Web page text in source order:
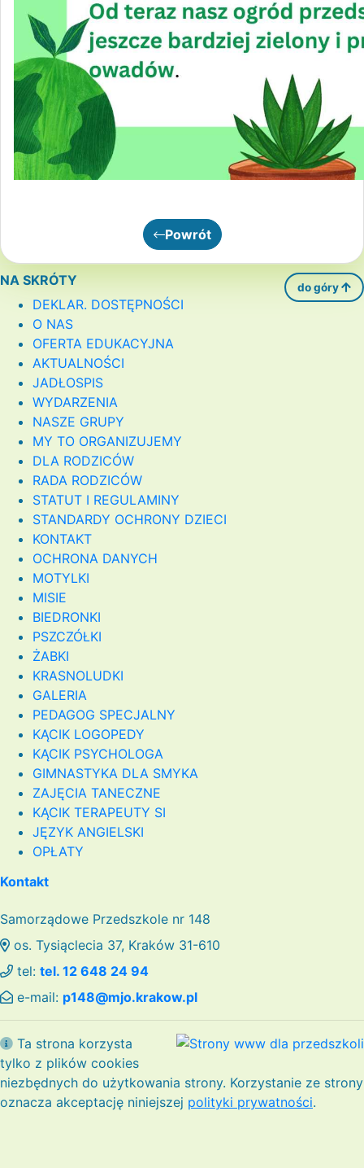
Powrót
NA SKRÓTY do góry
DEKLAR. DOSTĘPNOŚCI
O NAS
OFERTA EDUKACYJNA
AKTUALNOŚCI
JADŁOSPIS
WYDARZENIA
NASZE GRUPY
MY TO ORGANIZUJEMY
DLA RODZICÓW
RADA RODZICÓW
STATUT I REGULAMINY
STANDARDY OCHRONY DZIECI
KONTAKT
OCHRONA DANYCH
MOTYLKI
MISIE
BIEDRONKI
PSZCZÓŁKI
ŻABKI
KRASNOLUDKI
GALERIA
PEDAGOG SPECJALNY
KĄCIK LOGOPEDY
KĄCIK PSYCHOLOGA
GIMNASTYKA DLA SMYKA
ZAJĘCIA TANECZNE
KĄCIK TERAPEUTY SI
JĘZYK ANGIELSKI
OPŁATY
Kontakt
Samorządowe Przedszkole nr 148
os. Tysiąclecia 37, Kraków 31-610
tel: tel. 12 648 24 94
e-mail: p148@mjo.krakow.pl
Ta strona korzysta
tylko z plików cookies
niezbędnych do użytkowania strony. Korzystanie ze strony
oznacza akceptację niniejszej polityki prywatności.